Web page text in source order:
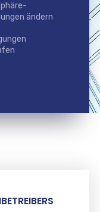
ändern